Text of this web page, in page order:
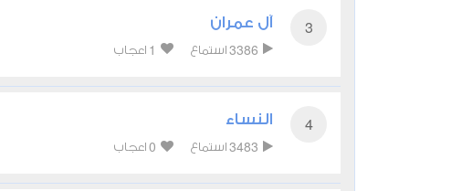
3 آل عمران
3386 استماع 1 اعجاب
4 النساء
3483 استماع 0 اعجاب